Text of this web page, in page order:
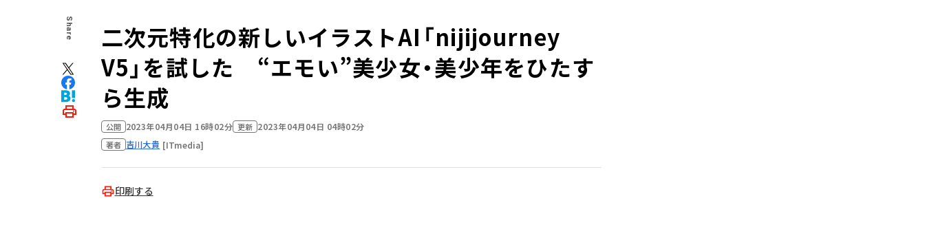
Share
二次元特化の新しいイラストAI「nijijourney
V5」を試した “エモい”美少女・美少年をひたす
ら生成
公開 2023年04月04日 16時02分 更新 2023年04月04日 04時02分
著者 吉川大貴 [ITmedia]
印刷する